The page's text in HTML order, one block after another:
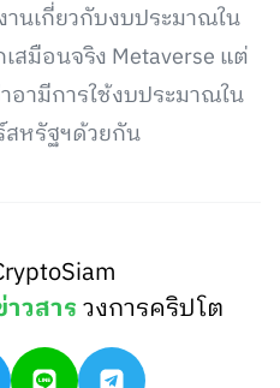
านเกี่ยวกับงบประมาณใน
สมือนจริง Metaverse แต่
อามีการใช้งบประมาณใน
สหรัฐฯด้วยกัน
วสารวงการคริปโต